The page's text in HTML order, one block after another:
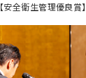
【安全衛生管理優良